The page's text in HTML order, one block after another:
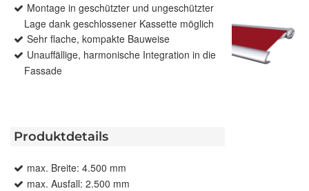
Montage in geschützter und ungeschützter
Lage dank geschlossener Kassette möglich
Sehr flache, kompakte Bauweise
Unauffällige, harmonische Integration in die
Fassade
Produktdetails
max. Breite: 4.500 mm
max. Ausfall: 2.500 mm